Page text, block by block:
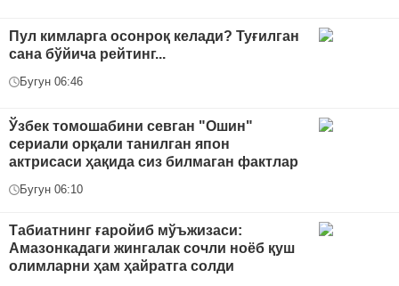
Пул кимларга осонроқ келади? Туғилган
сана бўйича рейтинг...
Бугун 06:46
Ўзбек томошабини севган "Ошин"
сериали орқали танилган япон
актрисаси ҳақида сиз билмаган фактлар
Бугун 06:10
Табиатнинг ғаройиб мўъжизаси:
Амазонкадаги жингалак сочли ноёб қуш
олимларни ҳам ҳайратга солди